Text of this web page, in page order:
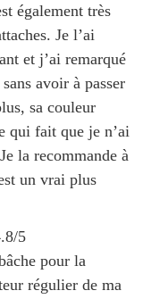
également très
Je l’ai
et j’ai remarqué
avoir à passer
sa couleur
qui fait que je n’ai
la recommande à
un vrai plus
/5
pour la
régulier de ma